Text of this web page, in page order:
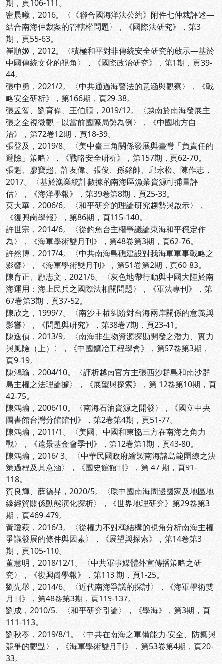
期，頁106-111。
密晨曦，2016。〈《聯合國海洋法公約》附件七仲裁評述—
結合南海仲裁案的管轄權問題〉，《國際法研究》，第3
期，頁55-63。
崔順姬，2012。〈積極和平對非傳統安全研究的啟示—基於
中國傳統文化的視角〉，《國際政治研究》，第1期，頁39-
44。
張中勇，2021/2。〈中共通過海警法的意涵與觀察〉，《戰
略安全研析》，第166期，頁29-38。
張孟智、劉育偉、王伯頎，2019/12。〈越南於南海發展主
張之全視微觀－以當前國際局勢為例〉，《中國地方自
治》，第72卷12期，頁18-39。
張登及，2019/8。〈美中臺三角關係發展與臺灣「負責任的
避險」策略〉，《戰略安全研析》，第157期，頁62-70。
張魁、廖寶超、許友偉、張俊、孫銘帥、邱永松、陳作志，
2017。〈基於漁業統計數據的南海區漁業資源可捕量評
估〉，《海洋學報》，第39卷第8期，頁25-33。
莫大華，2006/6。〈和平研究的理論研究趨勢與啟示〉，
《復興崗學報》，第86期，頁115-140。
許世宗，2014/6。〈從釣魚台主權爭議論東海和平穩定作
為〉，《海軍學術雙月刊》，第48卷第3期，頁62-76。
許然博，2017/4。〈中共南海島礁建設對我海軍軍事戰略之
影響〉，《海軍學術雙月刊》，第51卷第2期，頁60-83。
陳育正、顧志文，2021/6。〈灰色地帶行動與中國大陸於南
海運用：海上民兵之國際法相關問題〉，《軍法專刊》，第
67卷第3期，頁37-52。
陳欣之，1999/7。〈南沙主權糾紛對台海兩岸關係的意義與
影響〉，《問題與研究》，第38卷7期，頁23-41。
陳逸偵，2013/9。〈南海非生物資源探勘開發之潛力、實力
與風險（上）〉，《中國鑛冶工程學會》，第57卷第3期，
頁9-19。
陳鴻瑜，2004/10。〈評析越南官方主張西沙群島和南沙群
島主權之法理論據〉，《展望與探索》，第 12卷第10期，頁
42-75。
陳鴻瑜，2006/10。〈南海石油資源之開發〉，《國立中央
圖書館台灣分館館刊》，第2卷第4期，頁51-77。
陳鴻瑜，2011/1。〈美國、中國和東協三方在南海之角力
戰〉，《遠景基金會季刊》，第12卷第1期，頁43-80。
陳鴻瑜，2016/ 3。〈中華民國政府繪製南海諸島範圍線之決
策過程及其意涵〉，《國史館館刊》，第 47 期，頁91-
118。
賀良輝、薛德昇，2020/5。〈環中國南海周邊國家及地區地
緣經貿關係動態演化探析〉，《世界地理研究》第29卷第3
期，頁469-479。
黃瓊萩，2016/3。〈從權力不對稱結構的視角分析南海主權
爭議發展的條件與因素〉，《展望與探索》，第14卷第3
期，頁105-110。
董慧明，2018/12/1。〈中共軍事媒體外宣傳播策略之研
究〉，《復興崗學報》，第113 期，頁1-25。
劉先舉，2014/6。〈近代南海爭議的探討〉，《海軍學術雙
月刊》，第48卷第3期，頁119-137。
劉成，2010/5。〈和平研究引論〉，《學海》，第3期，頁
111-113。
劉秋苓，2019/8/1。〈中共在南海之軍備能力-安全、防禦與
競爭的觀點〉，《海軍學術雙月刊》，第53卷第4期，頁20-
33。